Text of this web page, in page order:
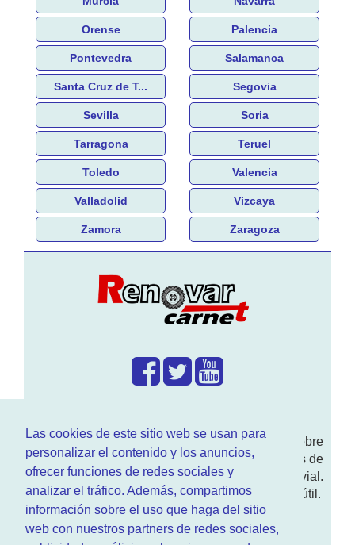
Las cookies de este sitio web se usan para
personalizar el contenido y los anuncios,
ofrecer funciones de redes sociales y
analizar el tráfico. Además, compartimos
información sobre el uso que haga del sitio
web con nuestros partners de redes sociales,
Orense Palencia
Pontevedra Salamanca
Santa Cruz de T... Segovia
Sevilla Soria
Tarragona Teruel
Toledo Valencia
Valladolid Vizcaya
Zamora Zaragoza
Enwww.RenovarCarnet.comTe contamos sobre
larenovación del permisode conducir, noticias de
actualidad motor y sobre todo seguridad vial.
Ademas tenemos todo tipo de información DGT útil.
¿Quienes somos?